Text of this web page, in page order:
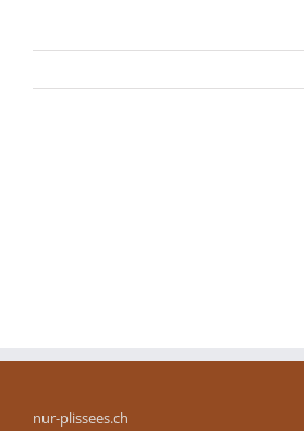
nur-plissees.ch